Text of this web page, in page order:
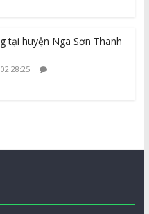
tại huyện Nga Sơn Thanh